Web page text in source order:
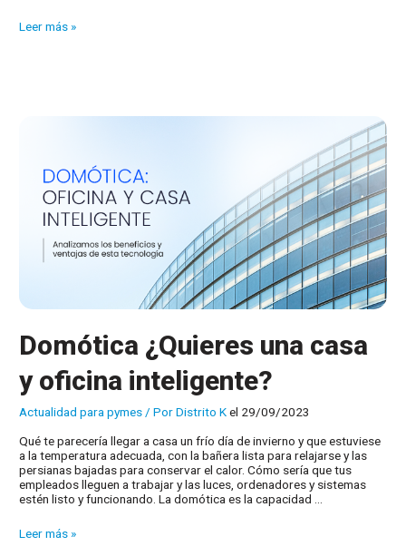
¿Qué
Leer más »
Domótica ¿Quieres una casa
y oficina inteligente?
Actualidad para pymes/ PorDistrito Kel 29/09/2023
Qué te parecería llegar a casa un frío día de invierno y que estuviese
a la temperatura adecuada, con la bañera lista para relajarse y las
persianas bajadas para conservar el calor. Cómo sería que tus
empleados lleguen a trabajar y las luces, ordenadores y sistemas
estén listo y funcionando. La domótica es la capacidad …
Domótica
Leer más »